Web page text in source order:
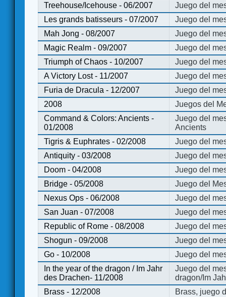
Treehouse/Icehouse - 06/2007
Juego del
Les grands batisseurs - 07/2007
Juego del
Mah Jong - 08/2007
Juego del
Magic Realm - 09/2007
Juego del
Triumph of Chaos - 10/2007
Juego del
A Victory Lost - 11/2007
Juego del
Furia de Dracula - 12/2007
Juego del
2008
Juegos del
Command & Colors: Ancients -
01/2008
Juego del
Ancients
Tigris & Euphrates - 02/2008
Juego del
Antiquity - 03/2008
Juego del
Doom - 04/2008
Juego del
Bridge - 05/2008
Juego del
Nexus Ops - 06/2008
Juego del
San Juan - 07/2008
Juego del
Republic of Rome - 08/2008
Juego del
Shogun - 09/2008
Juego del
Go - 10/2008
Juego del
In the year of the dragon / Im Jahr
des Drachen- 11/2008
Juego del
dragon/Im
Brass - 12/2008
Brass, juego